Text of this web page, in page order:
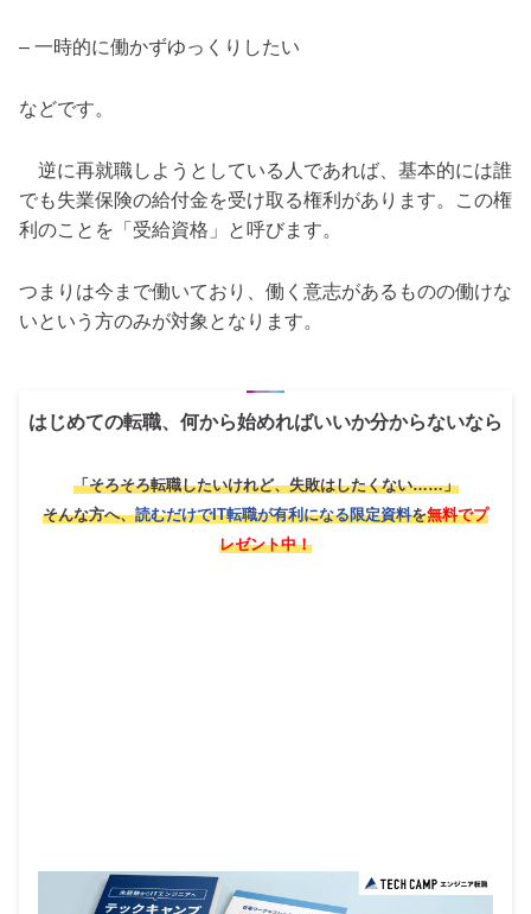
– 一時的に働かずゆっくりしたい
などです。
逆に再就職しようとしている人であれば、基本的には誰
でも失業保険の給付金を受け取る権利があります。この権
利のことを「受給資格」と呼びます。
つまりは今まで働いており、働く意志があるものの働けな
いという方のみが対象となります。
はじめての転職、何から始めればいいか分からないなら
「そろそろ転職したいけれど、失敗はしたくない……」
そんな方へ、読むだけでIT転職が有利になる限定資料を無料でプ
レゼント中！